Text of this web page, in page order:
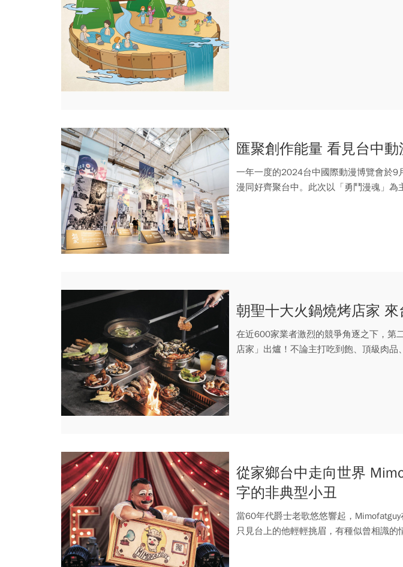
匯聚創作能量 看見台中動
一年一度的2024台中國際動漫博覽會於9
漫同好齊聚台中。此次以「勇鬥漫魂」為
朝聖十大火鍋燒烤店家 來
在近600家業者激烈的競爭角逐之下，第
店家」出爐！不論主打吃到飽、頂級肉
從家鄉台中走向世界
字的非典型小丑
當60年代爵士老歌悠悠響起，
只見台上的他輕輕挑眉，有種似曾相識的